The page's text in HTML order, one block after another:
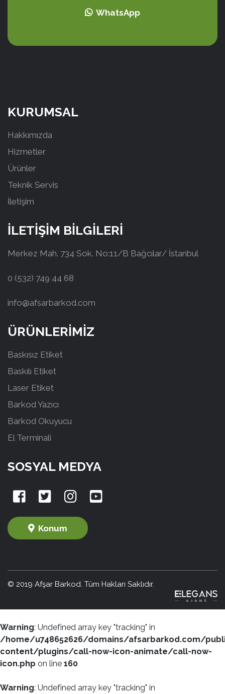
WhatsApp
KURUMSAL
Hakkımızda
Hizmetler
Ürünler
Teknik Servis
İletişim
İLETİŞİM BİLGİLERİ
Merkez Mah. 734 Sok. No:11/B Bağcılar/ İstanbul
0 (532) 749 44 68
info@afsarbarkod.com
ÜRÜNLERİMİZ
Baskısız Etiket
Baskılı Etiket
Laser Etiket
Barkod Yazıcı
Barkod Okuyucu
El Terminali
SOSYAL MEDYA
Konum
© 2019 Afşar Barkod. Tüm Hakları Saklıdır.
Warning: Undefined array key "tracking" in
/home/u748652626/domains/afsarbarkod.com/
content/plugins/call-now-icon-animate/call-now-
icon.php on line 160
Warning: Undefined array key "tracking" in